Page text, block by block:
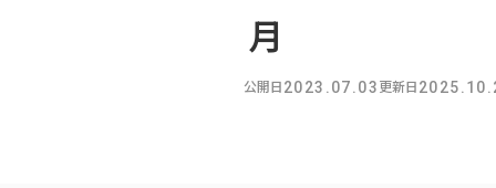
月
公開日2023.07.03更新日